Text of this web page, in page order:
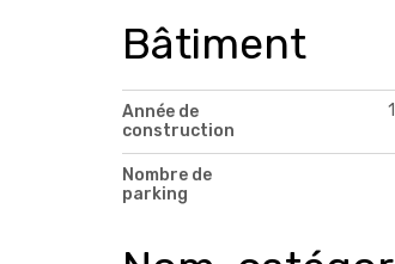
Bâtiment
Année de
construction
Nombre de
parking